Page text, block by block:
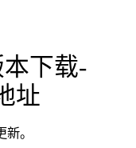
本下载-
址
。